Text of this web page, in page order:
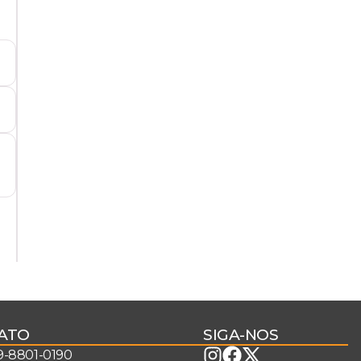
8801-0190
SIGA-NOS